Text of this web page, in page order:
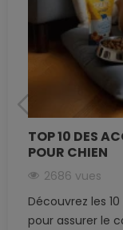
TOP 10 DES
POUR CHIEN
2686 vues
Découvrez les
pour assurer le